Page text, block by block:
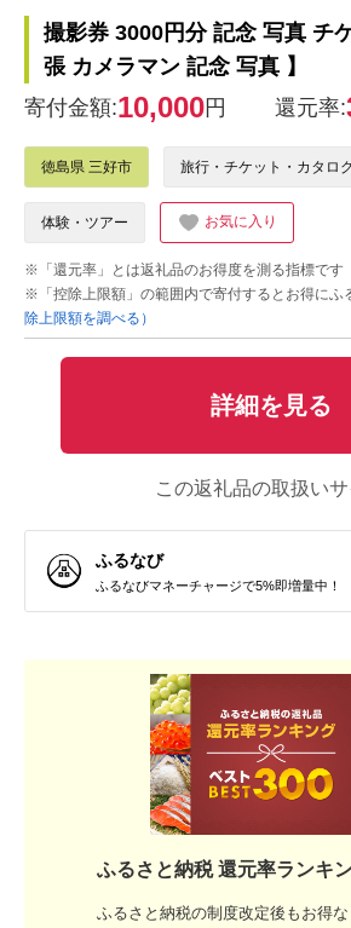
撮影券 3000円分 記念 写真 チ
張 カメラマン 記念 写真 】
寄付金額:10,000円 還元率:
徳島県 三好市 旅行・チケット・カタロ
体験・ツアー お気に入り
※「還元率」とは返礼品のお得度を測る指標です
※「控除上限額」の範囲内で寄付するとお得にふ
除上限額を調べる）
詳細を見る
この返礼品の取扱いサ
ふるなび
ふるなびマネーチャージで5%即増量中！
ふるさと納税 還元率ランキ
ふるさと納税の制度改定後もお得な